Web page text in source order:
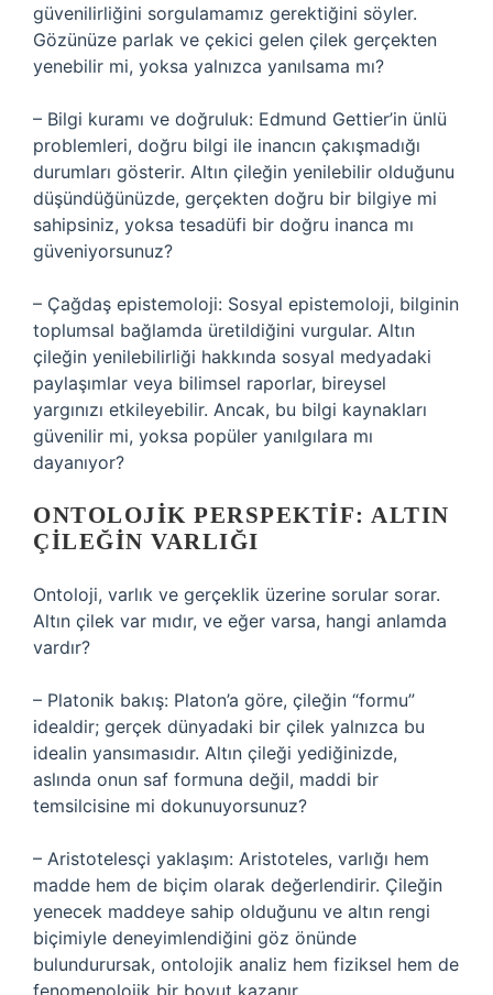
güvenilirliğini sorgulamamız gerektiğini söyler.
Gözünüze parlak ve çekici gelen çilek gerçekten
yenebilir mi, yoksa yalnızca yanılsama mı?
– Bilgi kuramı ve doğruluk: Edmund Gettier’in ünlü
problemleri, doğru bilgi ile inancın çakışmadığı
durumları gösterir. Altın çileğin yenilebilir olduğunu
düşündüğünüzde, gerçekten doğru bir bilgiye mi
sahipsiniz, yoksa tesadüfi bir doğru inanca mı
güveniyorsunuz?
– Çağdaş epistemoloji: Sosyal epistemoloji, bilginin
toplumsal bağlamda üretildiğini vurgular. Altın
çileğin yenilebilirliği hakkında sosyal medyadaki
paylaşımlar veya bilimsel raporlar, bireysel
yargınızı etkileyebilir. Ancak, bu bilgi kaynakları
güvenilir mi, yoksa popüler yanılgılara mı
dayanıyor?
ONTOLOJIK PERSPEKTIF: ALTIN
ÇILEĞIN VARLIĞI
Ontoloji, varlık ve gerçeklik üzerine sorular sorar.
Altın çilek var mıdır, ve eğer varsa, hangi anlamda
vardır?
– Platonik bakış: Platon’a göre, çileğin “formu”
idealdir; gerçek dünyadaki bir çilek yalnızca bu
idealin yansımasıdır. Altın çileği yediğinizde,
aslında onun saf formuna değil, maddi bir
temsilcisine mi dokunuyorsunuz?
– Aristotelesçi yaklaşım: Aristoteles, varlığı hem
madde hem de biçim olarak değerlendirir. Çileğin
yenecek maddeye sahip olduğunu ve altın rengi
biçimiyle deneyimlendiğini göz önünde
bulundurursak, ontolojik analiz hem fiziksel hem de
fenomenolojik bir boyut kazanır.